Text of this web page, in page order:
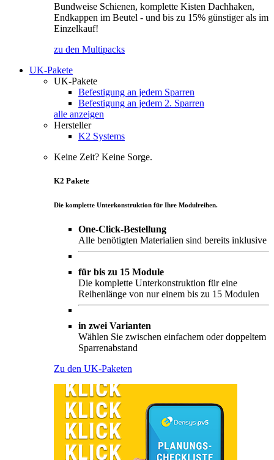
Bundweise Schienen, komplette Kisten Dachhaken,
Endkappen im Beutel - und bis zu 15% günstiger als im
Einzelkauf!
zu den Multipacks
UK-Pakete
UK-Pakete
Befestigung an jedem Sparren
Befestigung an jedem 2. Sparren
alle anzeigen
Hersteller
K2 Systems
Keine Zeit? Keine Sorge.
K2 Pakete
Die komplette Unterkonstruktion für Ihre Modulreihen.
One-Click-Bestellung
Alle benötigten Materialien sind bereits inklusive
für bis zu 15 Module
Die komplette Unterkonstruktion für eine
Reihenlänge von nur einem bis zu 15 Modulen
in zwei Varianten
Wählen Sie zwischen einfachem oder doppeltem
Sparrenabstand
Zu den UK-Paketen